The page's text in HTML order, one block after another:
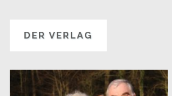
DER VERLAG